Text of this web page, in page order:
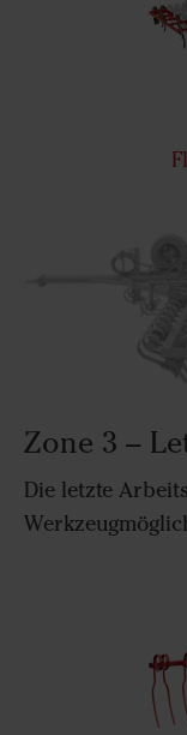
Zone 3 –
Die letzte